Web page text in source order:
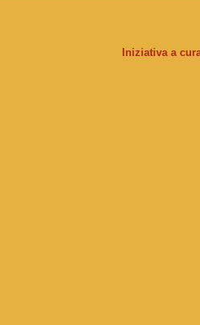
Iniziativa a